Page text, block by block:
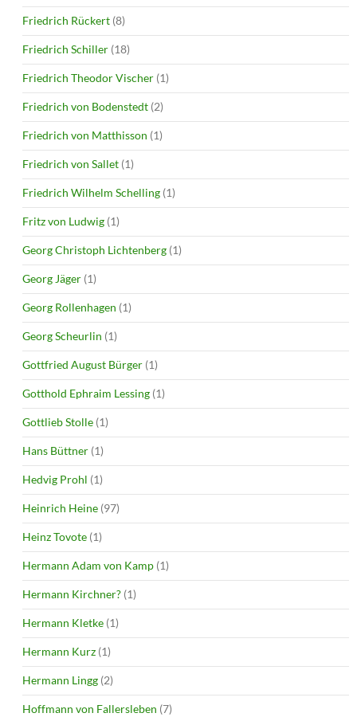
Friedrich Rückert (8)
Friedrich Schiller (18)
Friedrich Theodor Vischer (1)
Friedrich von Bodenstedt (2)
Friedrich von Matthisson (1)
Friedrich von Sallet (1)
Friedrich Wilhelm Schelling (1)
Fritz von Ludwig (1)
Georg Christoph Lichtenberg (1)
Georg Jäger (1)
Georg Rollenhagen (1)
Georg Scheurlin (1)
Gottfried August Bürger (1)
Gotthold Ephraim Lessing (1)
Gottlieb Stolle (1)
Hans Büttner (1)
Hedvig Prohl (1)
Heinrich Heine (97)
Heinz Tovote (1)
Hermann Adam von Kamp (1)
Hermann Kirchner? (1)
Hermann Kletke (1)
Hermann Kurz (1)
Hermann Lingg (2)
Hoffmann von Fallersleben (7)